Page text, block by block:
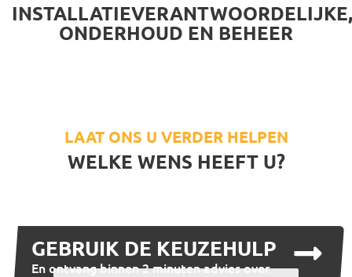
INSTALLATIEVERANTWOORDELIJKE,
ONDERHOUD EN BEHEER
LAAT ONS U VERDER HELPEN
WELKE WENS HEEFT U?
GEBRUIK DE KEUZEHULP
En ontvang binnen 2 minuten advies over